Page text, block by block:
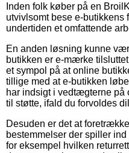
Inden folk køber på en
utvivlsomt bese e-butikkens
undertiden et omfattende
En anden løsning kunne
butikken er e-mærke
et sympol på at online
tillige med at e-butikken
har indsigt i vedtægterne på
til støtte, ifald du forvoldes
Desuden er det at
bestemmelser der spiller
for eksempel hvilken